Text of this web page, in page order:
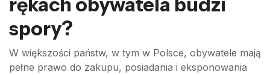
rękach obywatela budzi
spory?
W większości państw, w tym w Polsce, obywatele mają
pełne prawo do zakupu, posiadania i eksponowania